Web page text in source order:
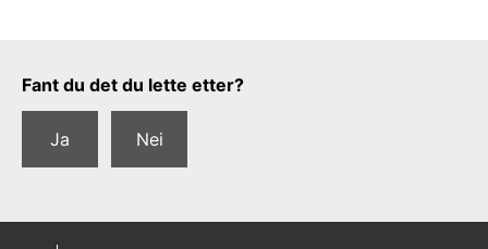
Tilbakemeldingsskjema
Fant du det du lette etter?
Ja Nei